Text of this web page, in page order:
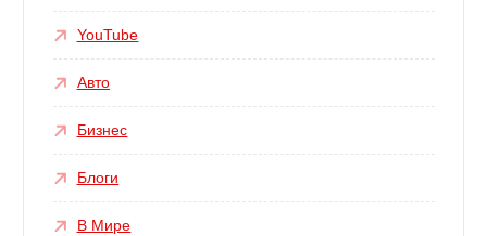
YouTube
Авто
Бизнес
Блоги
В Мире